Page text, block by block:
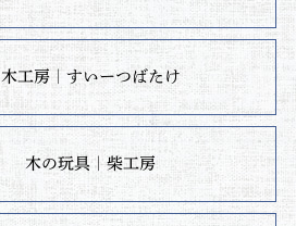
木工房｜すいーつばたけ
木の玩具｜柴工房